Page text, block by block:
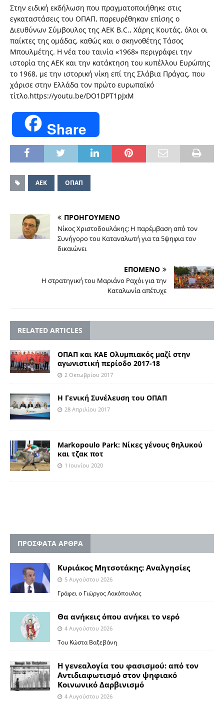
Στην ειδική εκδήλωση που πραγματοποιήθηκε στις
εγκαταστάσεις του ΟΠΑΠ, παρευρέθηκαν επίσης ο
Διευθύνων Σύμβουλος της AEK B.C., Χάρης Κουτάς, όλοι οι
παίκτες της ομάδας, καθώς και ο σκηνοθέτης Τάσος
Μπουλμέτης. Η νέα του ταινία «1968» περιγράφει την
ιστορία της ΑΕΚ και την κατάκτηση του κυπέλλου Ευρώπης
το 1968, με την ιστορική νίκη επί της Σλάβια Πράγας, που
χάρισε στην Ελλάδα τον πρώτο ευρωπαϊκό
τίτλο.https://youtu.be/DO1DPT1pJxM
Share
ΑΕΚ ΟΠΑΠ
ΠΡΟΗΓΟΥΜΕΝΟ
Νίκος Χριστοδουλάκης: Η παρέμβαση από τον
Συνήγορο του Καταναλωτή για τα 5ψηφια τον
δικαιώνει
ΕΠΟΜΕΝΟ
Η στρατηγική του Μαριάνο Ραχόι για την
Καταλωνία απέτυχε
RELATED ARTICLES
ΟΠΑΠ και ΚΑΕ Ολυμπιακός μαζί στην
αγωνιστική περίοδο 2017-18
2 Οκτωβρίου 2017
Η Γενική Συνέλευση του ΟΠΑΠ
28 Απριλίου 2017
Markopoulo Park: Νίκες γένους θηλυκού
και τζακ ποτ
1 Ιουνίου 2020
ΠΡΟΣΦΑΤΑ ΑΡΘΡΑ
Κυριάκος Μητσοτάκης: Αναλγησίες
5 Αυγούστου 2026
Γράφει ο Γιώργος Λακόπουλος
Θα ανήκεις όπου ανήκει το νερό
4 Αυγούστου 2026
Του Κώστα Βαξεβάνη
Η γενεαλογία του φασισμού: από τον
Αντιδιαφωτισμό στον ψηφιακό
Κοινωνικό Δαρβινισμό
4 Αυγούστου 2026